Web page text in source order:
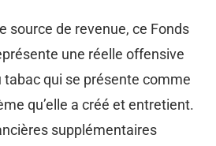
source de revenue, ce Fonds
une réelle offensive
tabac qui se présente comme
qu’elle a créé et entretient.
supplémentaires